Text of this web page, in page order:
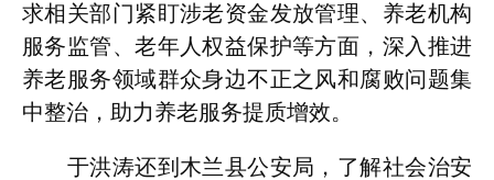
求相关部门紧盯涉老资金发放管理、养老机构
服务监管、老年人权益保护等方面，深入推进
养老服务领域群众身边不正之风和腐败问题集
中整治，助力养老服务提质增效。
于洪涛还到木兰县公安局，了解社会治安